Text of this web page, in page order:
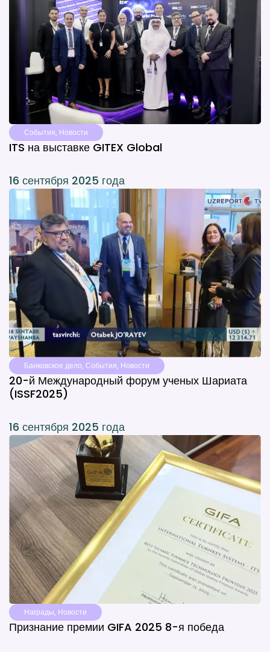
События, Новости
ITS на выставке GITEX Global
16 сентября 2025 года
Банковское дело, События, Новости
20-й Международный форум ученых Шариата
(ISSF2025)
16 сентября 2025 года
Награды, Новости
Признание премии GIFA 2025 8-я победа